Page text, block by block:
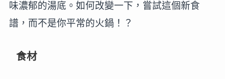
味濃郁的湯底。如何改變一下，嘗試這個新食
譜，而不是你平常的火鍋！？
食材